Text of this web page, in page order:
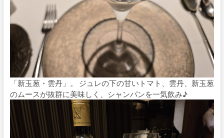
「新玉葱・雲丹」。 ジュレの下の甘いトマト、雲丹、新玉葱
のムースが抜群に美味しく、シャンパンを一気飲み♪